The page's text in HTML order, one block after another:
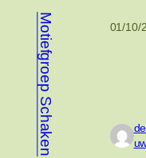
Motiefgroep Schaken 01/10/